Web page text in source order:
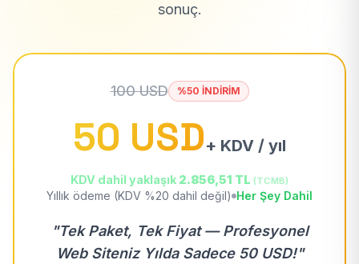
sonuç.
100 USD %50 İNDİRİM
50 USD+ KDV / yıl
KDV dahil yaklaşık 2.856,51 TL (TCMB)
Yıllık ödeme (KDV %20 dahil değil) Her Şey Dahil
"Tek Paket, Tek Fiyat — Profesyonel
Web Siteniz Yılda Sadece 50 USD!"